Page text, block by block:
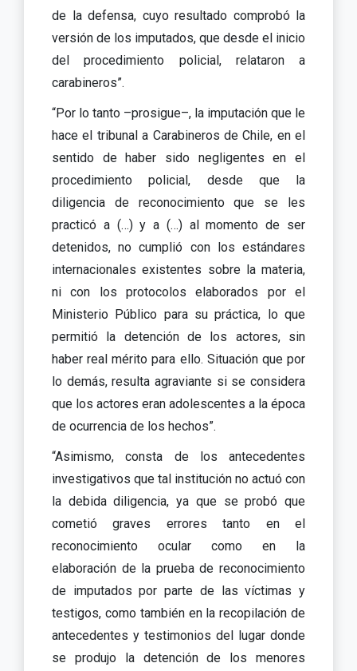
de la defensa, cuyo resultado comprobó la
versión de los imputados, que desde el inicio
del procedimiento policial, relataron a
carabineros”.
“Por lo tanto –prosigue–, la imputación que le
hace el tribunal a Carabineros de Chile, en el
sentido de haber sido negligentes en el
procedimiento policial, desde que la
diligencia de reconocimiento que se les
practicó a (…) y a (…) al momento de ser
detenidos, no cumplió con los estándares
internacionales existentes sobre la materia,
ni con los protocolos elaborados por el
Ministerio Público para su práctica, lo que
permitió la detención de los actores, sin
haber real mérito para ello. Situación que por
lo demás, resulta agraviante si se considera
que los actores eran adolescentes a la época
de ocurrencia de los hechos”.
“Asimismo, consta de los antecedentes
investigativos que tal institución no actuó con
la debida diligencia, ya que se probó que
cometió graves errores tanto en el
reconocimiento ocular como en la
elaboración de la prueba de reconocimiento
de imputados por parte de las víctimas y
testigos, como también en la recopilación de
antecedentes y testimonios del lugar donde
se produjo la detención de los menores